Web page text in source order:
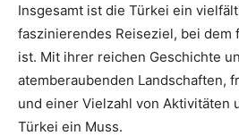
Insgesamt ist die Türkei ein
faszinierendes Reiseziel, bei dem
ist. Mit ihrer reichen Geschichte
atemberaubenden Landschaften,
und einer Vielzahl von Aktivitäten
Türkei ein Muss.